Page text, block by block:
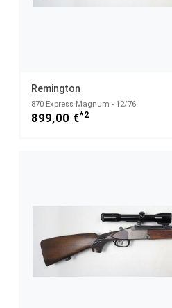
Remington
870 Express Magnum - 12/76
899,00 €*2